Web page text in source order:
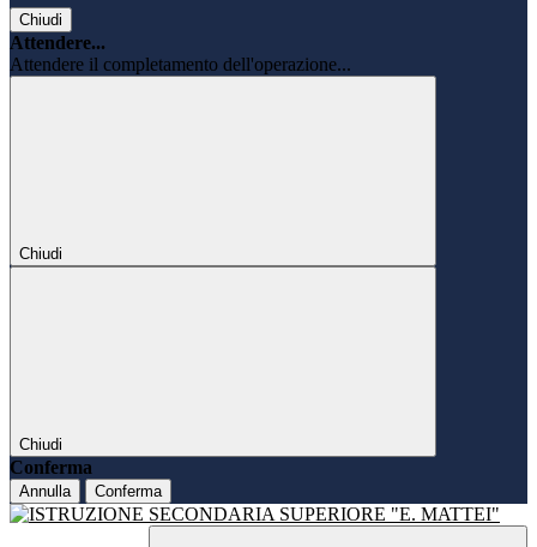
Chiudi
Attendere...
Attendere il completamento dell'operazione...
Chiudi
Chiudi
Conferma
Annulla Conferma